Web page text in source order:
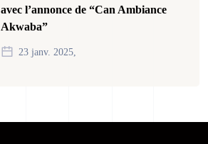
avec l’annonce de “Can Ambiance
Akwaba”
23 janv. 2025,